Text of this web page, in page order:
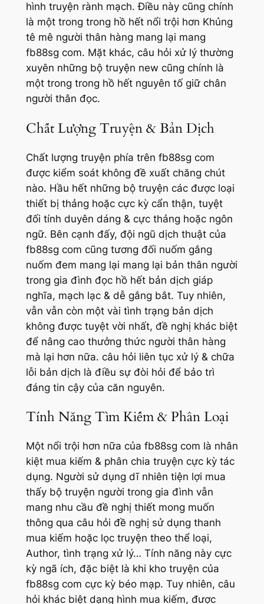
hình truyện rành mạch. Điều này cũng chính
là một trong trong hồ hết nổi trội hơn Khủng
tê mê người thân hàng mang lại mang
fb88sg com. Mặt khác, câu hỏi xử lý thường
xuyên những bộ truyện new cũng chính là
một trong trong hồ hết nguyên tố giữ chân
người thân đọc.
Chất Lượng Truyện & Bản Dịch
Chất lượng truyện phía trên fb88sg com
được kiểm soát không đề xuất chăng chút
nào. Hầu hết những bộ truyện các được loại
thiết bị thảng hoặc cực kỳ cẩn thận, tuyệt
đối tính duyên dáng & cực thảng hoặc ngôn
ngữ. Bên cạnh đấy, đội ngũ dịch thuật của
fb88sg com cũng tương đối nuốm gắng
nuốm đem mang lại mang lại bản thân người
trong gia đình đọc hồ hết bản dịch giáp
nghĩa, mạch lạc & dễ gắng bắt. Tuy nhiên,
vẫn vẫn còn một vài tình trạng bản dịch
không được tuyệt vời nhất, đề nghị khác biệt
để nâng cao thưởng thức người thân hàng
mà lại hơn nữa. câu hỏi liên tục xử lý & chữa
lỗi bản dịch là điều sự đòi hỏi để bảo trì
đáng tin cậy của căn nguyên.
Tính Năng Tìm Kiếm & Phân Loại
Một nổi trội hơn nữa của fb88sg com là nhân
kiệt mua kiếm & phân chia truyện cực kỳ tác
dụng. Người sử dụng dĩ nhiên tiện lợi mua
thấy bộ truyện người trong gia đình vẫn
mang nhu cầu đề nghị thiết mong muốn
thông qua câu hỏi đề nghị sử dụng thanh
mua kiếm hoặc lọc truyện theo thể loại,
Author, tình trạng xử lý… Tính năng này cực
kỳ ngã ích, đặc biệt là khi kho truyện của
fb88sg com cực kỳ béo mạp. Tuy nhiên, câu
hỏi khác biệt dạng hình mua kiếm, được